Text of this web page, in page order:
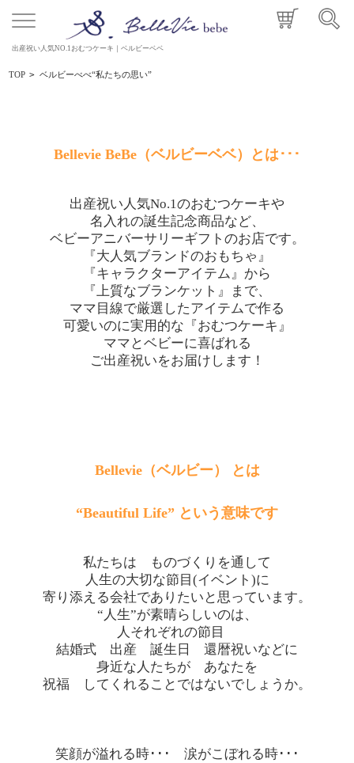
出産祝い人気NO.1おむつケーキ｜ベルビーベベ
TOP > ベルビーべべ“私たちの思い”
Bellevie BeBe（ベルビーベベ）とは･･･
出産祝い人気No.1のおむつケーキや
名入れの誕生記念商品など、
ベビーアニバーサリーギフトのお店です。
『大人気ブランドのおもちゃ』
『キャラクターアイテム』から
『上質なブランケット』まで、
ママ目線で厳選したアイテムで作る
可愛いのに実用的な『おむつケーキ』
ママとベビーに喜ばれる
ご出産祝いをお届けします！
Bellevie（ベルビー） とは
“Beautiful Life” という意味です
私たちは ものづくりを通して
人生の大切な節目(イベント)に
寄り添える会社でありたいと思っています。
“人生”が素晴らしいのは、
人それぞれの節目
結婚式 出産 誕生日 還暦祝いなどに
身近な人たちが あなたを
祝福 してくれることではないでしょうか。
笑顔が溢れる時･･･ 涙がこぼれる時･･･